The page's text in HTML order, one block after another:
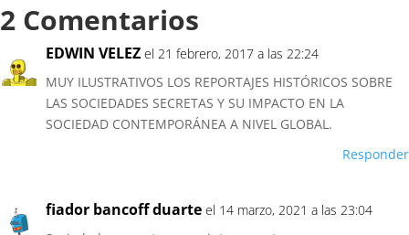
2 Comentarios
EDWIN VELEZ el 21 febrero, 2017 a las 22:24
MUY ILUSTRATIVOS LOS REPORTAJES HISTÓRICOS SOBRE
LAS SOCIEDADES SECRETAS Y SU IMPACTO EN LA
SOCIEDAD CONTEMPORÁNEA A NIVEL GLOBAL.
Responder
fiador bancoff duarte el 14 marzo, 2021 a las 23:04